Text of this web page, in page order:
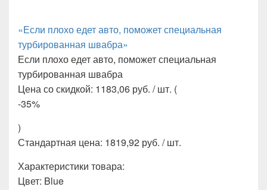
«Если плохо едет авто, поможет специальная
турбированная швабра»
Если плохо едет авто, поможет специальная
турбированная швабра
Цена со скидкой: 1183,06 руб. / шт. (
-35%
)
Стандартная цена: 1819,92 руб. / шт.
Характеристики товара:
Цвет: Blue